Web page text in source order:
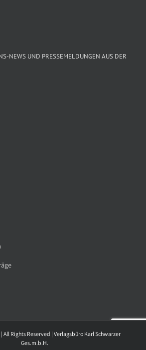
NEWS UND PRESSEMELDUNGEN AUS DER
All Rights Reserved | Verlagsbüro Karl Schwarzer
Ges.m.b.H.